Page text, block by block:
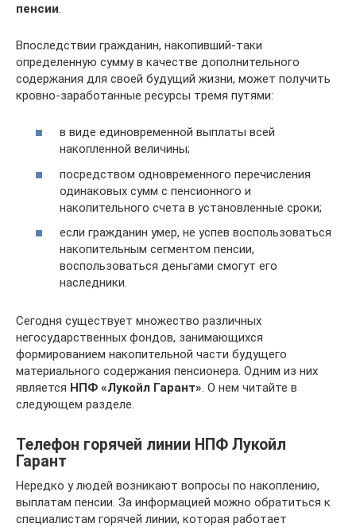
пенсии
Впоследствии гражданин, накопивший-таки
определенную сумму в качестве дополнительного
содержания для своей будущий жизни, может получить
кровно-заработанные ресурсы тремя путями:
в виде единовременной выплаты всей
накопленной величины;
посредством одновременного перечисления
одинаковых сумм с пенсионного и
накопительного счета в установленные сроки;
если гражданин умер, не успев воспользоваться
накопительным сегментом пенсии,
воспользоваться деньгами смогут его
наследники.
Сегодня существует множество различных
негосударственных фондов, занимающихся
формированием накопительной части будущего
материального содержания пенсионера. Одним из них
является НПФ «Лукойл Гарант». О нем читайте в
следующем разделе.
Телефон горячей линии НПФ Лукойл
Гарант
Нередко у людей возникают вопросы по накоплению,
выплатам пенсии. За информацией можно обратиться к
специалистам горячей линии, которая работает